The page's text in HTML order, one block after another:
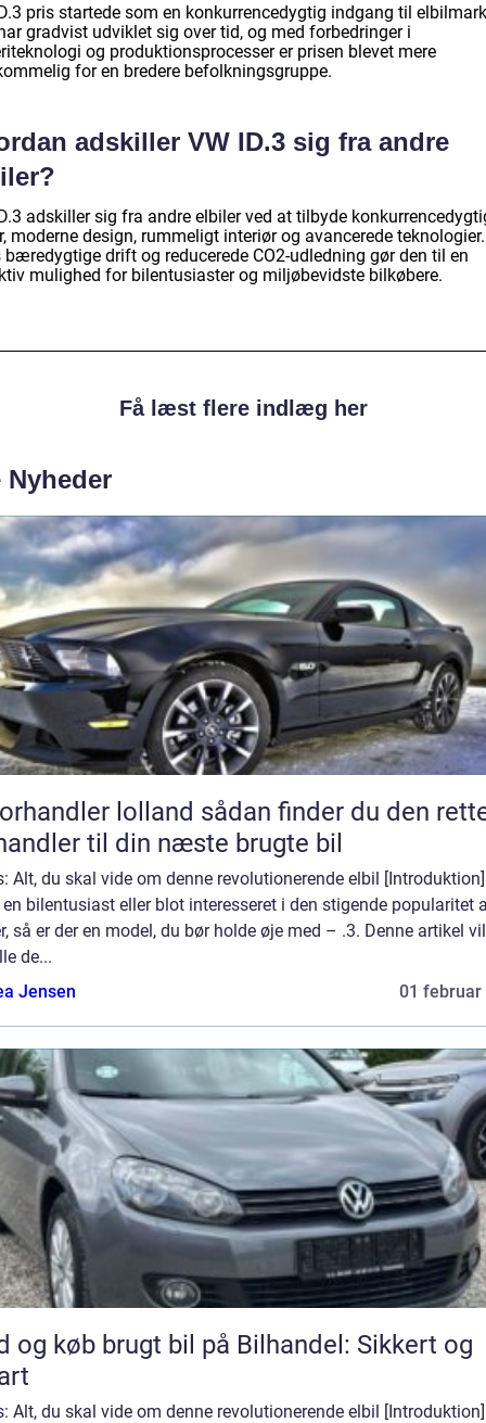
pris startede som en konkurrencedygtig indgang til
gradvist udviklet sig over tid, og med forbedringer i
og produktionsprocesser er prisen blevet mere
for en bredere befolkningsgruppe.
adskiller VW ID.3 sig fra andre
adskiller sig fra andre elbiler ved at tilbyde
moderne design, rummeligt interiør og avancerede teknologier.
bæredygtige drift og reducerede CO2-udledning gør den til en
mulighed for bilentusiaster og miljøbevidste bilkøbere.
Få læst flere indlæg her
Nyheder
lolland sådan finder du den rette
til din næste brugte bil
Alt, du skal vide om denne revolutionerende elbil
en bilentusiast eller blot interesseret i den stigende popularitet
så er der en model, du bør holde øje med – .3. Denne artikel
de...
Jensen
01 februar
og køb brugt bil på Bilhandel: Sikkert og
Alt, du skal vide om denne revolutionerende elbil